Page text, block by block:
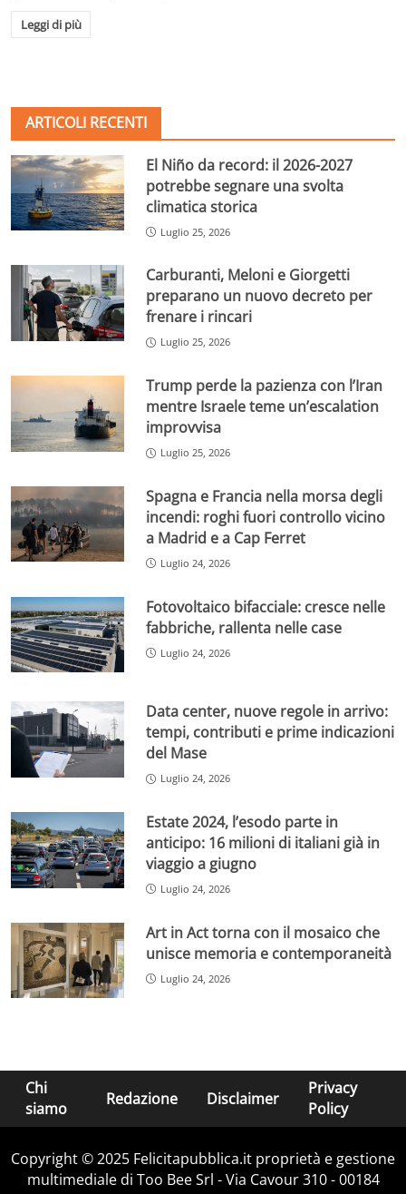
Leggi di più
ARTICOLI RECENTI
El Niño da record: il 2026-2027
potrebbe segnare una svolta
climatica storica
Luglio 25, 2026
Carburanti, Meloni e Giorgetti
preparano un nuovo decreto per
frenare i rincari
Luglio 25, 2026
Trump perde la pazienza con l’Iran
mentre Israele teme un’escalation
improvvisa
Luglio 25, 2026
Spagna e Francia nella morsa degli
incendi: roghi fuori controllo vicino
a Madrid e a Cap Ferret
Luglio 24, 2026
Fotovoltaico bifacciale: cresce nelle
fabbriche, rallenta nelle case
Luglio 24, 2026
Data center, nuove regole in arrivo:
tempi, contributi e prime indicazioni
del Mase
Luglio 24, 2026
Estate 2024, l’esodo parte in
anticipo: 16 milioni di italiani già in
viaggio a giugno
Luglio 24, 2026
Art in Act torna con il mosaico che
unisce memoria e contemporaneità
Luglio 24, 2026
Chi
siamo
Redazione Disclaimer
Privacy
Policy
Copyright © 2025 Felicitapubblica.it proprietà e gestione
multimediale di Too Bee Srl - Via Cavour 310 - 00184